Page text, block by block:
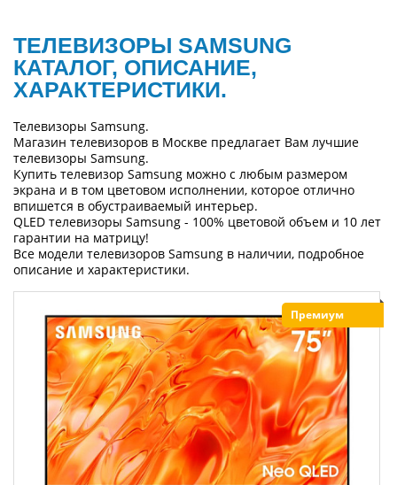
ТЕЛЕВИЗОРЫ SAMSUNG
КАТАЛОГ, ОПИСАНИЕ,
ХАРАКТЕРИСТИКИ.
Телевизоры Samsung.
Магазин телевизоров в Москве предлагает Вам лучшие
телевизоры Samsung.
Купить телевизор Samsung можно с любым размером
экрана и в том цветовом исполнении, которое отлично
впишется в обустраиваемый интерьер.
QLED телевизоры Samsung - 100% цветовой объем и 10 лет
гарантии на матрицу!
Все модели телевизоров Samsung в наличии, подробное
описание и характеристики.
Премиум